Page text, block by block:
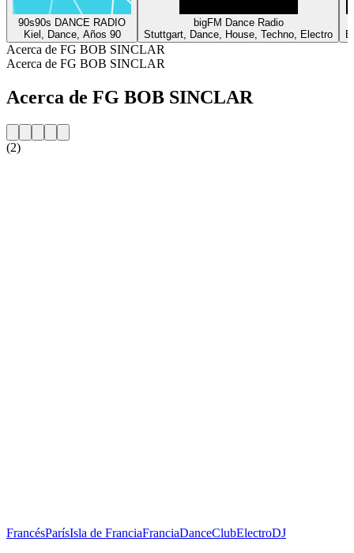
90s90s DANCE RADIO
Kiel, Dance, Años 90
bigFM Dance Radio
Stuttgart, Dance, House, Techno, Electro
Acerca de FG BOB SINCLAR
Acerca de FG BOB SINCLAR
Acerca de FG BOB SINCLAR
(2)
FrancésParísIsla de FranciaFranciaDanceClubElectroDJ